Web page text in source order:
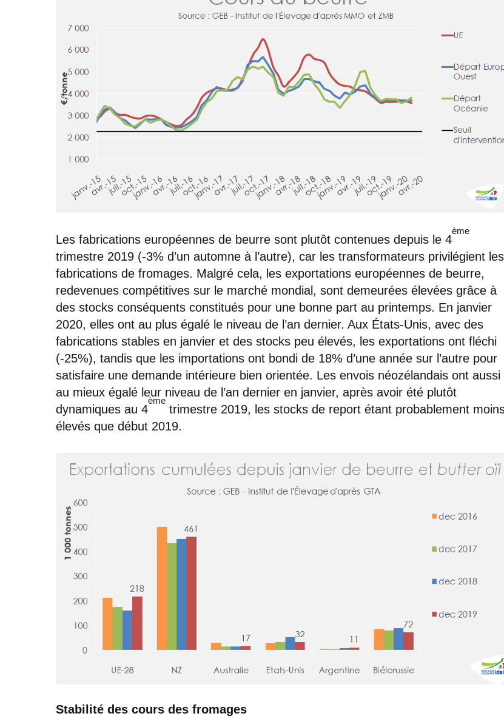
Les fabrications européennes de beurre sont plutôt contenues depuis le 4
ème
trimestre 2019 (-3% d’un automne à l’autre), car les transformateurs privilégient les
fabrications de fromages. Malgré cela, les exportations européennes de beurre,
redevenues compétitives sur le marché mondial, sont demeurées élevées grâce à
des stocks conséquents constitués pour une bonne part au printemps. En janvier
2020, elles ont au plus égalé le niveau de l’an dernier. Aux États-Unis, avec des
fabrications stables en janvier et des stocks peu élevés, les exportations ont fléchi
(-25%), tandis que les importations ont bondi de 18% d’une année sur l’autre pour
satisfaire une demande intérieure bien orientée. Les envois néozélandais ont aussi
au mieux égalé leur niveau de l’an dernier en janvier, après avoir été plutôt
dynamiques au 4
ème
trimestre 2019, les stocks de report étant probablement
élevés que début 2019.
Stabilité des cours des fromages